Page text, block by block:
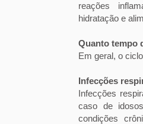
reações
hidratação e
Quanto tempo
Em geral, o
Infecções
Infecções
caso de
condições